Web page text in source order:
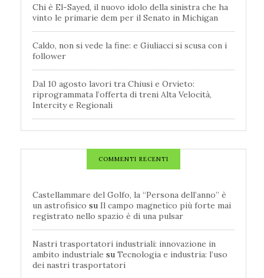
Chi è El-Sayed, il nuovo idolo della sinistra che ha
vinto le primarie dem per il Senato in Michigan
Caldo, non si vede la fine: e Giuliacci si scusa con i
follower
Dal 10 agosto lavori tra Chiusi e Orvieto:
riprogrammata l’offerta di treni Alta Velocità,
Intercity e Regionali
COMMENTI RECENTI
Castellammare del Golfo, la “Persona dell’anno” è
un astrofisico su Il campo magnetico più forte mai
registrato nello spazio è di una pulsar
Nastri trasportatori industriali: innovazione in
ambito industriale su Tecnologia e industria: l’uso
dei nastri trasportatori